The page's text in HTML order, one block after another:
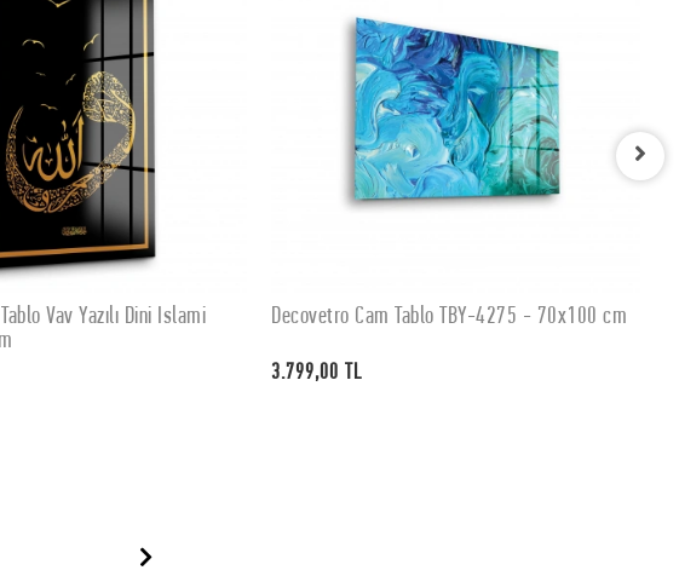
SEPETE EKLE
Vav Yazılı Dini İslami
SEPETE EKLE
Decovetro Cam Tablo TBY-4275 - 70x100 cm
3.799,00 TL